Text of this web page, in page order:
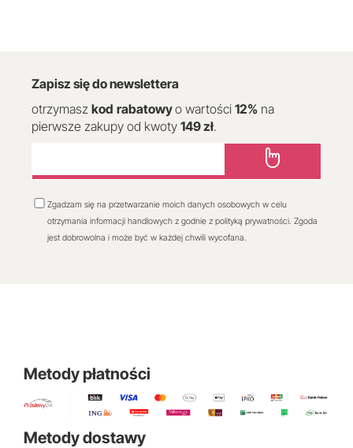
Zapisz się do newslettera
otrzymasz kod rabatowyo wartości 12% na
pierwsze zakupy od kwoty 149 zł.
Zgadzam się na przetwarzanie moich danych osobowych w celu
otrzymania informacji handlowych z godnie z polityką prywatności. Zgoda
jest dobrowolna i może być w każdej chwili wycofana.
Metody płatności
Metody dostawy